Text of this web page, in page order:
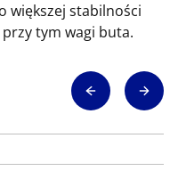
większej stabilności
tym wagi buta.